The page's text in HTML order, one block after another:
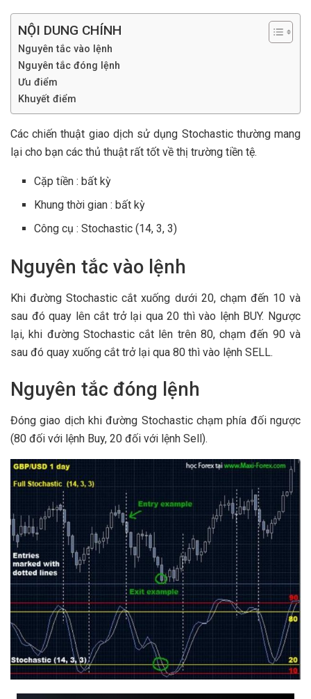
NỘI DUNG CHÍNH
Nguyên tắc vào lệnh
Nguyên tắc đóng lệnh
Ưu điểm
Khuyết điểm
Các chiến thuật giao dịch sử dụng Stochastic thường mang
lại cho bạn các thủ thuật rất tốt về thị trường tiền tệ.
Cặp tiền : bất kỳ
Khung thời gian : bất kỳ
Công cụ : Stochastic (14, 3, 3)
Nguyên tắc vào lệnh
Khi đường Stochastic cắt xuống dưới 20, chạm đến 10 và
sau đó quay lên cắt trở lại qua 20 thì vào lệnh BUY. Ngược
lại, khi đường Stochastic cắt lên trên 80, chạm đến 90 và
sau đó quay xuống cắt trở lại qua 80 thì vào lệnh SELL.
Nguyên tắc đóng lệnh
Đóng giao dịch khi đường Stochastic chạm phía đối ngược
(80 đối với lệnh Buy, 20 đối với lệnh Sell).